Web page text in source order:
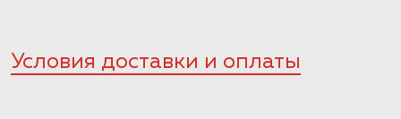
Условия доставки и оплаты